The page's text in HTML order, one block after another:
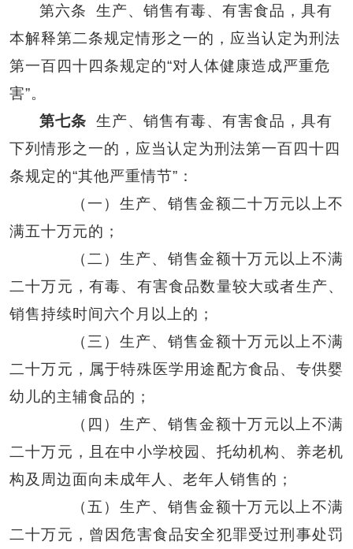
第六条
生产、销售有毒、有害食品，具有
本解释第二条规定情形之一的，应当认定为刑法
第一百四十四条规定的“对人体健康造成严重危
害”。
第七条 生产、销售有毒、有害食品，具有
下列情形之一的，应当认定为刑法第一百四十四
条规定的“其他严重情节”：
（一）生产、销售金额二十万元以上不
满五十万元的；
（二）生产、销售金额十万元以上不满
二十万元，有毒、有害食品数量较大或者生产、
销售持续时间六个月以上的；
（三）生产、销售金额十万元以上不满
二十万元，属于特殊医学用途配方食品、专供婴
幼儿的主辅食品的；
（四）生产、销售金额十万元以上不满
二十万元，且在中小学校园、托幼机构、养老机
构及周边面向未成年人、老年人销售的；
（五）生产、销售金额十万元以上不满
二十万元，曾因危害食品安全犯罪受过刑事处罚